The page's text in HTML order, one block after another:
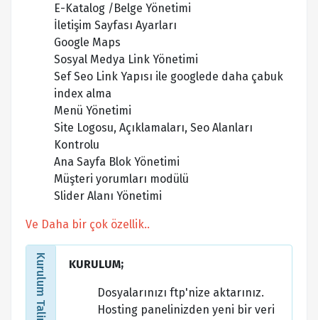
E-Katalog /Belge Yönetimi
İletişim Sayfası Ayarları
Google Maps
Sosyal Medya Link Yönetimi
Sef Seo Link Yapısı ile googlede daha çabuk
index alma
Menü Yönetimi
Site Logosu, Açıklamaları, Seo Alanları
Kontrolu
Ana Sayfa Blok Yönetimi
Müşteri yorumları modülü
Slider Alanı Yönetimi
Ve Daha bir çok özellik..
KURULUM;
Dosyalarınızı ftp'nize aktarınız.
Hosting panelinizden yeni bir veri